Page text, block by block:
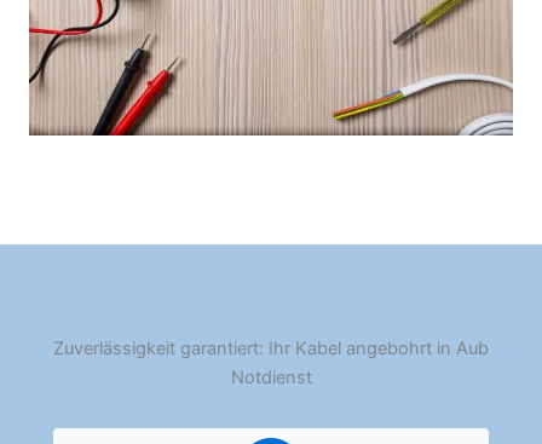
Zuverlässigkeit garantiert: Ihr Kabel angebohrt in Aub
Notdienst